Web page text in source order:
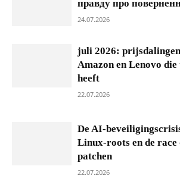
правду про
24.07.2026
juli 2026:
Amazon en Lenovo
heeft
22.07.2026
De AI-
Linux-roots en de race
patchen
22.07.2026